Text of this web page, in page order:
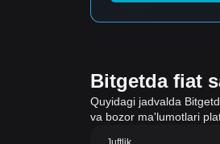
Bitgetda fiat
Quyidagi jadvalda
va bozor ma'lumotlari